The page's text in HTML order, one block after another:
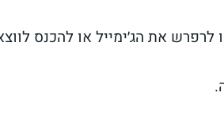
את הג׳ימייל או להכנס